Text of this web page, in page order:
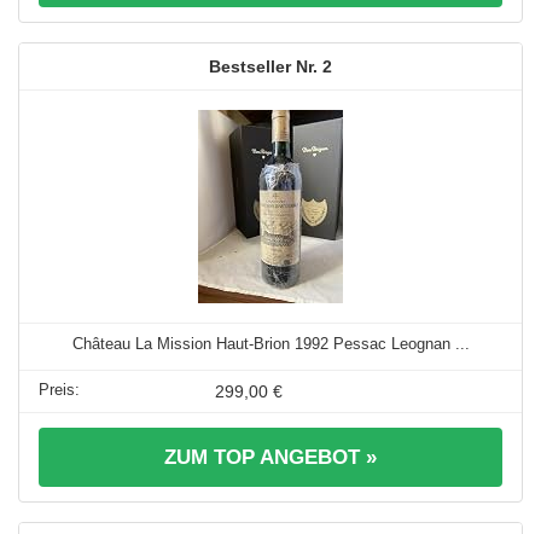
2
Château La Mission Haut-Brion 1992 Pessac Leognan ...
299,00 €
ZUM TOP ANGEBOT »